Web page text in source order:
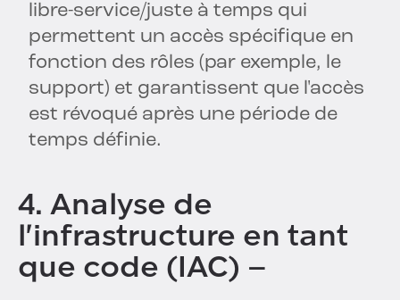
libre-service/juste à temps qui
permettent un accès spécifique en
fonction des rôles (par exemple, le
support) et garantissent que l'accès
est révoqué après une période de
temps définie.
4. Analyse de
l'infrastructure en tant
que code (IAC) –